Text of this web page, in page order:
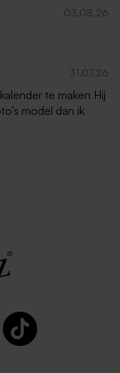
03.08.26
31.07.26
te maken Hij
model dan ik